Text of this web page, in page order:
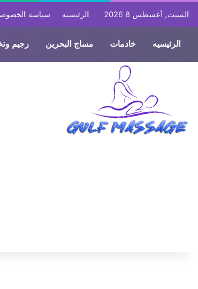
السبت, أغسطس 8 2026 الرئيسيه سياسة
الرئيسيه خادمات مساج البحرين رجيم